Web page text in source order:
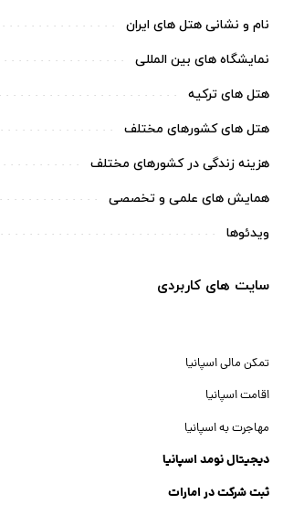
نام و نشانی هتل های ایران
نمایشگاه های بین المللی
هتل های ترکیه
هتل های کشورهای مختلف
هزینه زندگی در کشورهای مختلف
همایش های علمی و تخصصی
ویدئوها
سایت های کاربردی
تمکن مالی اسپانیا
اقامت اسپانیا
مهاجرت به اسپانیا
دیجیتال نومد اسپانیا
ثبت شرکت در امارات